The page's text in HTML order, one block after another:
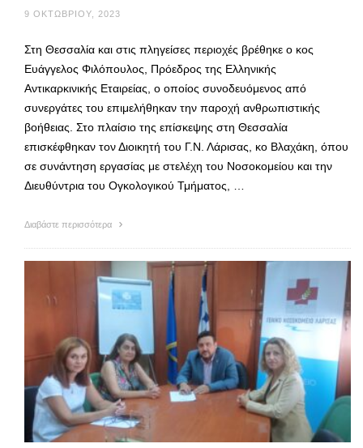
9 ΟΚΤΩΒΡΊΟΥ, 2023
Στη Θεσσαλία και στις πληγείσες περιοχές βρέθηκε ο κος
Ευάγγελος Φιλόπουλος, Πρόεδρος της Ελληνικής
Αντικαρκινικής Εταιρείας, ο οποίος συνοδευόμενος από
συνεργάτες του επιμελήθηκαν την παροχή ανθρωπιστικής
βοήθειας. Στο πλαίσιο της επίσκεψης στη Θεσσαλία
επισκέφθηκαν τον Διοικητή του Γ.Ν. Λάρισας, κο Βλαχάκη, όπου
σε συνάντηση εργασίας με στελέχη του Νοσοκομείου και την
Διευθύντρια του Ογκολογικού Τμήματος, …
Διαβάστε περισσότερα